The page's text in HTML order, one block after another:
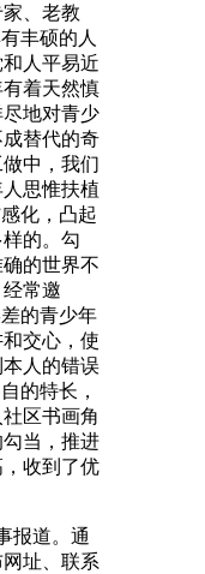
、老教
丰硕的人
人平易近
着天然慎
地对青少
替代的奇
中，我们
思惟扶植
化，凸起
的。勾
的世界不
常邀
的青少年
交心，使
人的错误
的特长，
区书画角
当，推进
收到了优
道。通
址、联系